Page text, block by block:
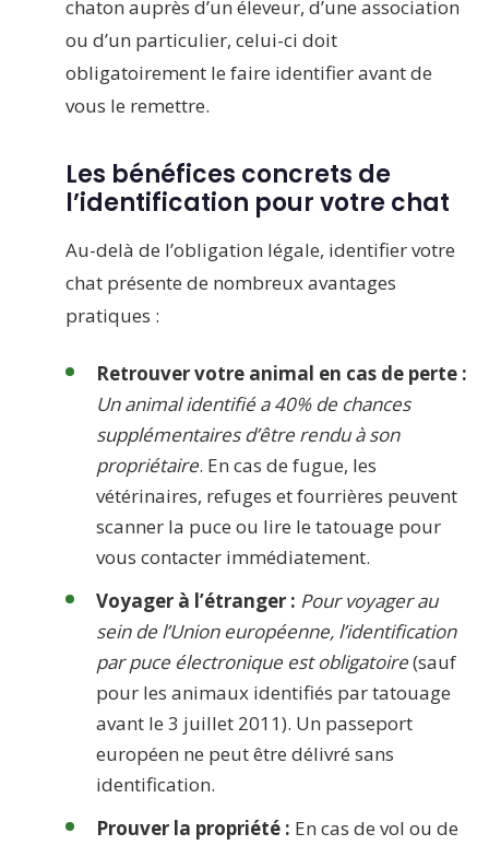
chaton auprès d’un éleveur, d’une association
ou d’un particulier, celui-ci doit
obligatoirement le faire identifier avant de
vous le remettre.
Les bénéfices concrets de
l’identification pour votre chat
Au-delà de l’obligation légale, identifier votre
chat présente de nombreux avantages
pratiques :
Retrouver votre animal en cas de perte :
Un animal identifié a 40% de chances
supplémentaires d’être rendu à son
propriétaire. En cas de fugue, les
vétérinaires, refuges et fourrières peuvent
scanner la puce ou lire le tatouage pour
vous contacter immédiatement.
Voyager à l’étranger : Pour voyager au
sein de l’Union européenne, l’identification
par puce électronique est obligatoire(sauf
pour les animaux identifiés par tatouage
avant le 3 juillet 2011). Un passeport
européen ne peut être délivré sans
identification.
Prouver la propriété : En cas de vol ou de